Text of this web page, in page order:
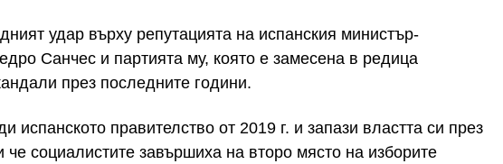
удар върху репутацията на испанския министър-
Санчес и партията му, която е замесена в редица
през последните години.
испанското правителство от 2019 г. и запази властта си през
че социалистите завършиха на второ място на изборите